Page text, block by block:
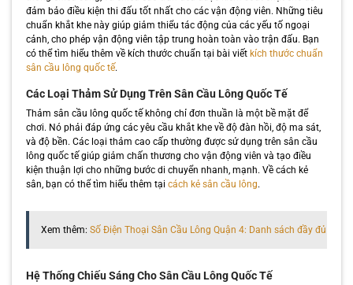
đảm bảo điều kiện thi đấu tốt nhất cho các vận động viên. Những tiêu
chuẩn khắt khe này giúp giảm thiểu tác động của các yếu tố ngoại
cảnh, cho phép vận động viên tập trung hoàn toàn vào trận đấu. Bạn
có thể tìm hiểu thêm về kích thước chuẩn tại bài viết kích thước chuẩn
sân cầu lông quốc tế.
Các Loại Thảm Sử Dụng Trên Sân Cầu Lông Quốc Tế
Thảm sân cầu lông quốc tế không chỉ đơn thuần là một bề mặt để
chơi. Nó phải đáp ứng các yêu cầu khắt khe về độ đàn hồi, độ ma sát,
và độ bền. Các loại thảm cao cấp thường được sử dụng trên sân cầu
lông quốc tế giúp giảm chấn thương cho vận động viên và tạo điều
kiện thuận lợi cho những bước di chuyển nhanh, mạnh. Về cách kẻ
sân, bạn có thể tìm hiểu thêm tại cách kẻ sân cầu lông.
Xem thêm: Số Điện Thoại Sân Cầu Lông Quận 4: Danh sách đầy đủ
Hệ Thống Chiếu Sáng Cho Sân Cầu Lông Quốc Tế